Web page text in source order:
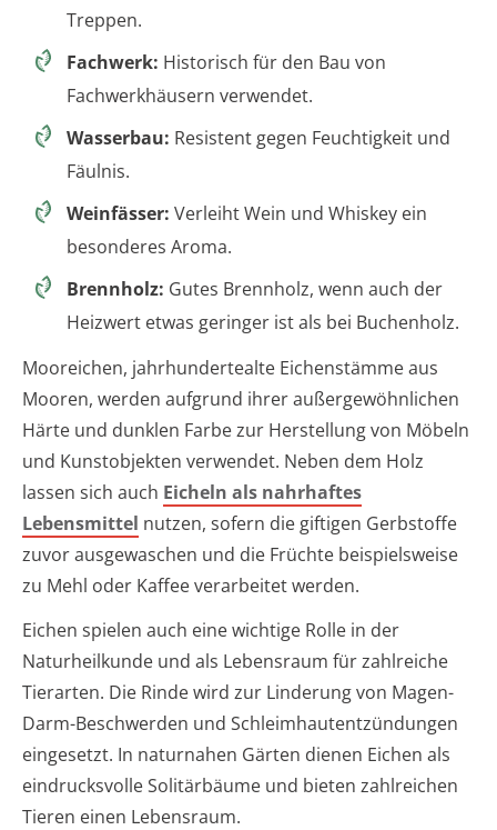
Treppen.
Fachwerk: Historisch für den Bau von
Fachwerkhäusern verwendet.
Wasserbau: Resistent gegen Feuchtigkeit und
Fäulnis.
Weinfässer: Verleiht Wein und Whiskey ein
besonderes Aroma.
Brennholz: Gutes Brennholz, wenn auch der
Heizwert etwas geringer ist als bei Buchenholz.
Mooreichen, jahrhundertealte Eichenstämme aus
Mooren, werden aufgrund ihrer außergewöhnlichen
Härte und dunklen Farbe zur Herstellung von Möbeln
und Kunstobjekten verwendet. Neben dem Holz
lassen sich auch Eicheln als nahrhaftes
Lebensmittel nutzen, sofern die giftigen Gerbstoffe
zuvor ausgewaschen und die Früchte beispielsweise
zu Mehl oder Kaffee verarbeitet werden.
Eichen spielen auch eine wichtige Rolle in der
Naturheilkunde und als Lebensraum für zahlreiche
Tierarten. Die Rinde wird zur Linderung von Magen-
Darm-Beschwerden und Schleimhautentzündungen
eingesetzt. In naturnahen Gärten dienen Eichen als
eindrucksvolle Solitärbäume und bieten zahlreichen
Tieren einen Lebensraum.